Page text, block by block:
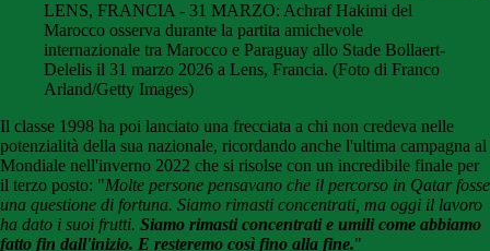
LENS, FRANCIA - 31 MARZO: Achraf Hakimi del
Marocco osserva durante la partita amichevole
internazionale tra Marocco e Paraguay allo Stade Bollaert-
Delelis il 31 marzo 2026 a Lens, Francia. (Foto di Franco
Arland/Getty Images)
Il classe 1998 ha poi lanciato una frecciata a chi non credeva nelle
potenzialità della sua nazionale, ricordando anche l'ultima campagna al
Mondiale nell'inverno 2022 che si risolse con un incredibile finale per
il terzo posto: "Molte persone pensavano che il percorso in Qatar fosse
una questione di fortuna. Siamo rimasti concentrati, ma oggi il lavoro
ha dato i suoi frutti. Siamo rimasti concentrati e umili come abbiamo
fatto fin dall'inizio. E resteremo così fino alla fine."